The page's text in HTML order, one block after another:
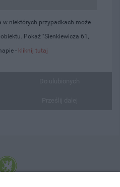
w niektórych przypadkach może
Pokaż "Sienkiewicza 61,
- kliknij tutaj
Internetowy Serwis Informacyjny Miasta